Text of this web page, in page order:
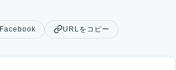
Facebook URLをコピー